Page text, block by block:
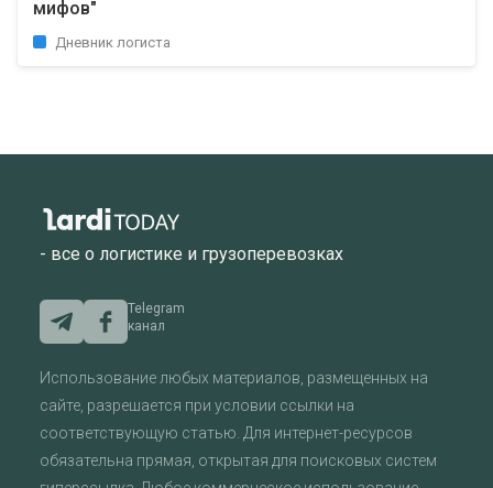
мифов"
Дневник логиста
- все о логистике и грузоперевозках
Telegram
канал
Использование любых материалов, размещенных на
сайте, разрешается при условии ссылки на
соответствующую статью. Для интернет-ресурсов
обязательна прямая, открытая для поисковых систем